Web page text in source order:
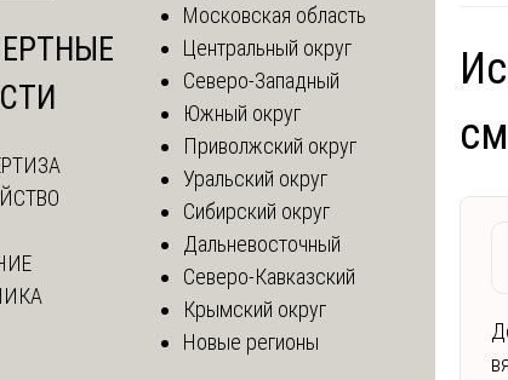
Московская область
Центральный округ
Северо-Западный
Южный округ
Приволжский округ
Уральский округ
Сибирский округ
Дальневосточный
Северо-Кавказский
Крымский округ
Новые регионы